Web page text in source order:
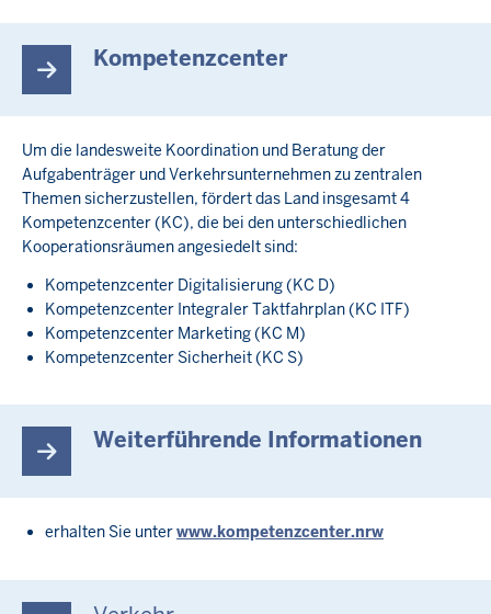
Kompetenzcenter
Um die landesweite Koordination und Beratung der
Aufgabenträger und Verkehrsunternehmen zu zentralen
Themen sicherzustellen, fördert das Land insgesamt 4
Kompetenzcenter (KC), die bei den unterschiedlichen
Kooperationsräumen angesiedelt sind:
Kompetenzcenter Digitalisierung (KC D)
Kompetenzcenter Integraler Taktfahrplan (KC ITF)
Kompetenzcenter Marketing (KC M)
Kompetenzcenter Sicherheit (KC S)
Weiterführende Informationen
erhalten Sie unterwww.kompetenzcenter.nrw